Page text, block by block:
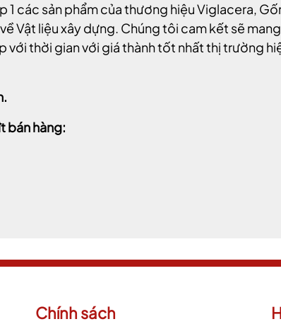
1 các sản phẩm của thương hiệu Viglacera,
Vật liệu xây dựng. Chúng tôi cam kết sẽ
với thời gian với giá thành tốt nhất thị trường
bán hàng:
Chính sách